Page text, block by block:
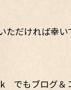
ただければ幸い
でもブログ＆